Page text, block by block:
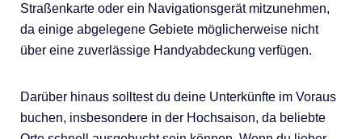
Straßenkarte oder ein Navigationsgerät mitzunehmen,
da einige abgelegene Gebiete möglicherweise nicht
über eine zuverlässige Handyabdeckung verfügen.
Darüber hinaus solltest du deine Unterkünfte im Voraus
buchen, insbesondere in der Hochsaison, da beliebte